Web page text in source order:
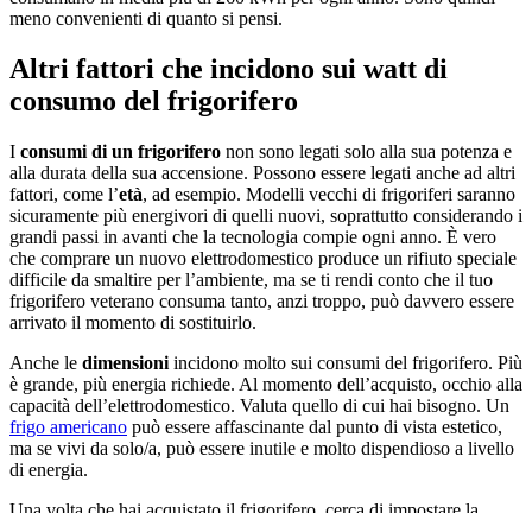
meno convenienti di quanto si pensi.
Altri fattori che incidono sui watt di
consumo del frigorifero
I consumi di un frigorifero non sono legati solo alla sua potenza e
alla durata della sua accensione. Possono essere legati anche ad altri
fattori, come l’età, ad esempio. Modelli vecchi di frigoriferi saranno
sicuramente più energivori di quelli nuovi, soprattutto considerando i
grandi passi in avanti che la tecnologia compie ogni anno. È vero
che comprare un nuovo elettrodomestico produce un rifiuto speciale
difficile da smaltire per l’ambiente, ma se ti rendi conto che il tuo
frigorifero veterano consuma tanto, anzi troppo, può davvero essere
arrivato il momento di sostituirlo.
Anche le dimensioni incidono molto sui consumi del frigorifero. Più
è grande, più energia richiede. Al momento dell’acquisto, occhio alla
capacità dell’elettrodomestico. Valuta quello di cui hai bisogno. Un
frigo americano può essere affascinante dal punto di vista estetico,
ma se vivi da solo/a, può essere inutile e molto dispendioso a livello
di energia.